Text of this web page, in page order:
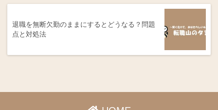
退職を無断欠勤のままにするとどうなる？問題
点と対処法